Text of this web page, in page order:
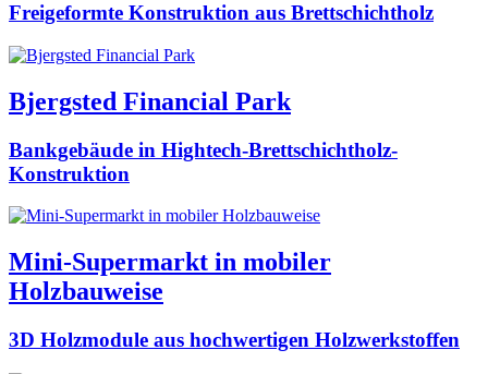
Freigeformte Konstruktion aus Brettschichtholz
Bjergsted Financial Park
Bankgebäude in Hightech-Brettschichtholz-
Konstruktion
Mini-Supermarkt in mobiler
Holzbauweise
3D Holzmodule aus hochwertigen Holzwerkstoffen